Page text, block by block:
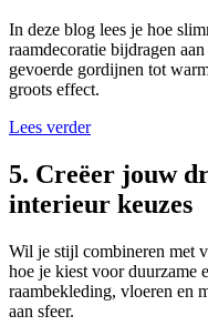
In deze blog lees je hoe
raamdecoratie bijdragen
gevoerde gordijnen tot
groots effect.
Lees verder
5. Creëer jouw
interieur keuzes
Wil je stijl combineren met
hoe je kiest voor duurzame
raambekleding, vloeren en
aan sfeer.